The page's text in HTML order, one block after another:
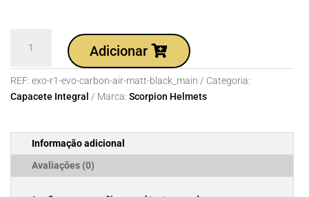
EXO-
R1
EVO
AIR
Adicionar
REF: exo-r1-evo-carbon-air-matt-black_main
Categoria:
Capacete Integral
Marca: Scorpion Helmets
Informação adicional
Avaliações (0)